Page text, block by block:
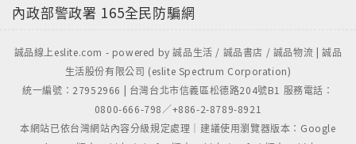
內政部警政署 165全民防騙網
誠品線上eslite.com - powered by 誠品生活 / 誠品書店 / 誠品物流 | 誠品
生活股份有限公司 (eslite Spectrum Corporation)
統一編號：27952966 | 台灣台北市信義區松德路204號B1 服務電話：
0800-666-798／+886-2-8789-8921
本網站已依台灣網站內容分級規定處理｜建議使用瀏覽器版本：Google